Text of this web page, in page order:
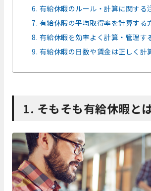
6. 有給休暇のルール・計算に関する
7. 有給休暇の平均取得率を計算する
8. 有給休暇を効率よく計算・管理す
9. 有給休暇の日数や賃金は正しく計
1. そもそも有給休暇と